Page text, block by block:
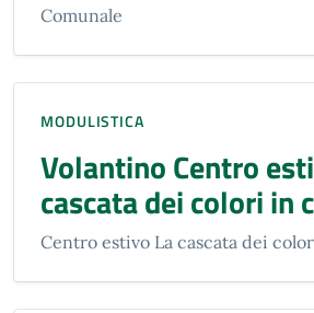
Comunale
MODULISTICA
Volantino Centro
cascata dei colori in
Centro estivo La cascata dei